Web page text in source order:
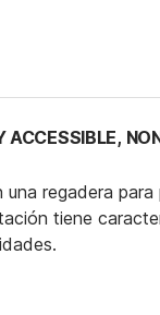
ACCESSIBLE,
regadera para
tiene